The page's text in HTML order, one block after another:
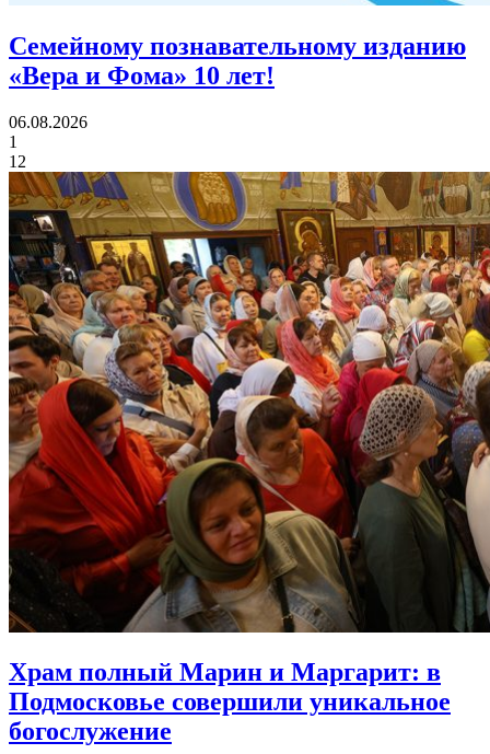
Семейному познавательному изданию
«Вера и Фома» 10 лет!
06.08.2026
1
12
Храм полный Марин и Маргарит: в
Подмосковье совершили уникальное
богослужение